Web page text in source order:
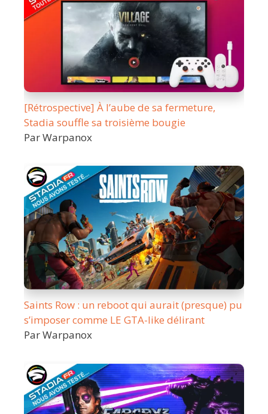
[Rétrospective] À l’aube de sa fermeture,
Stadia souffle sa troisième bougie
Par Warpanox
Saints Row : un reboot qui aurait (presque) pu
s’imposer comme LE GTA-like délirant
Par Warpanox